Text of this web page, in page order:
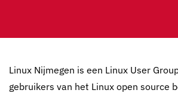
Linux Nijmegen is een Linux User
gebruikers van het Linux open source